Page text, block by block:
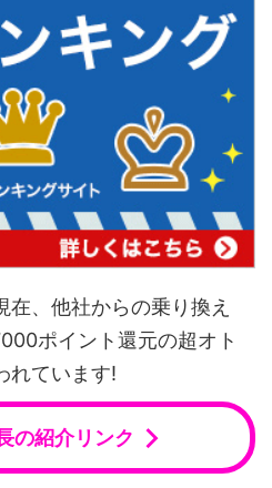
、他社からの乗り換え
ポイント還元の超オト
れています!
の紹介リンク